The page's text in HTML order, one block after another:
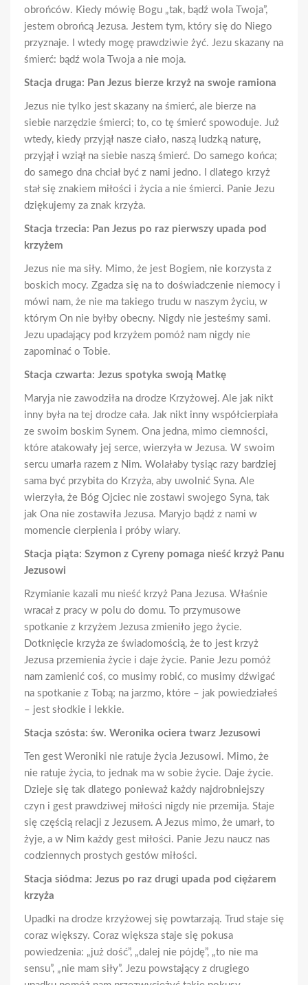
obrońców. Kiedy mówię Bogu „tak, bądź wola Twoja”,
jestem obrońcą Jezusa. Jestem tym, który się do Niego
przyznaje. I wtedy mogę prawdziwie żyć. Jezu skazany na
śmierć: bądź wola Twoja a nie moja.
Stacja druga: Pan Jezus bierze krzyż na swoje ramiona
Jezus nie tylko jest skazany na śmierć, ale bierze na
siebie narzędzie śmierci; to, co tę śmierć spowoduje. Już
wtedy, kiedy przyjął nasze ciało, naszą ludzką naturę,
przyjął i wziął na siebie naszą śmierć. Do samego końca;
do samego dna chciał być z nami jedno. I dlatego krzyż
stał się znakiem miłości i życia a nie śmierci. Panie Jezu
dziękujemy za znak krzyża.
Stacja trzecia: Pan Jezus po raz pierwszy upada pod
krzyżem
Jezus nie ma siły. Mimo, że jest Bogiem, nie korzysta z
boskich mocy. Zgadza się na to doświadczenie niemocy i
mówi nam, że nie ma takiego trudu w naszym życiu, w
którym On nie byłby obecny. Nigdy nie jesteśmy sami.
Jezu upadający pod krzyżem pomóż nam nigdy nie
zapominać o Tobie.
Stacja czwarta: Jezus spotyka swoją Matkę
Maryja nie zawodziła na drodze Krzyżowej. Ale jak nikt
inny była na tej drodze cała. Jak nikt inny współcierpiała
ze swoim boskim Synem. Ona jedna, mimo ciemności,
które atakowały jej serce, wierzyła w Jezusa. W swoim
sercu umarła razem z Nim. Wolałaby tysiąc razy bardziej
sama być przybita do Krzyża, aby uwolnić Syna. Ale
wierzyła, że Bóg Ojciec nie zostawi swojego Syna, tak
jak Ona nie zostawiła Jezusa. Maryjo bądź z nami w
momencie cierpienia i próby wiary.
Stacja piąta: Szymon z Cyreny pomaga nieść krzyż Panu
Jezusowi
Rzymianie kazali mu nieść krzyż Pana Jezusa. Właśnie
wracał z pracy w polu do domu. To przymusowe
spotkanie z krzyżem Jezusa zmieniło jego życie.
Dotknięcie krzyża ze świadomością, że to jest krzyż
Jezusa przemienia życie i daje życie. Panie Jezu pomóż
nam zamienić coś, co musimy robić, co musimy dźwigać
na spotkanie z Tobą; na jarzmo, które – jak powiedziałeś
– jest słodkie i lekkie.
Stacja szósta: św. Weronika ociera twarz Jezusowi
Ten gest Weroniki nie ratuje życia Jezusowi. Mimo, że
nie ratuje życia, to jednak ma w sobie życie. Daje życie.
Dzieje się tak dlatego ponieważ każdy najdrobniejszy
czyn i gest prawdziwej miłości nigdy nie przemija. Staje
się częścią relacji z Jezusem. A Jezus mimo, że umarł, to
żyje, a w Nim każdy gest miłości. Panie Jezu naucz nas
codziennych prostych gestów miłości.
Stacja siódma: Jezus po raz drugi upada pod ciężarem
krzyża
Upadki na drodze krzyżowej się powtarzają. Trud staje się
coraz większy. Coraz większa staje się pokusa
powiedzenia: „już dość”, „dalej nie pójdę”, „to nie ma
sensu”, „nie mam siły”. Jezu powstający z drugiego